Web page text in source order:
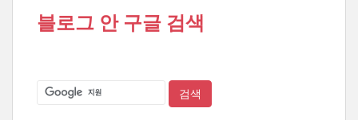
블로그 안 구글 검색